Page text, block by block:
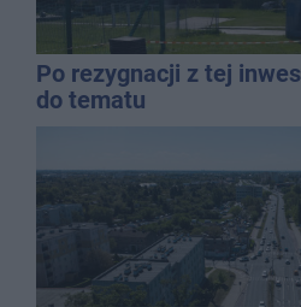
Po rezygnacji z tej
do tematu